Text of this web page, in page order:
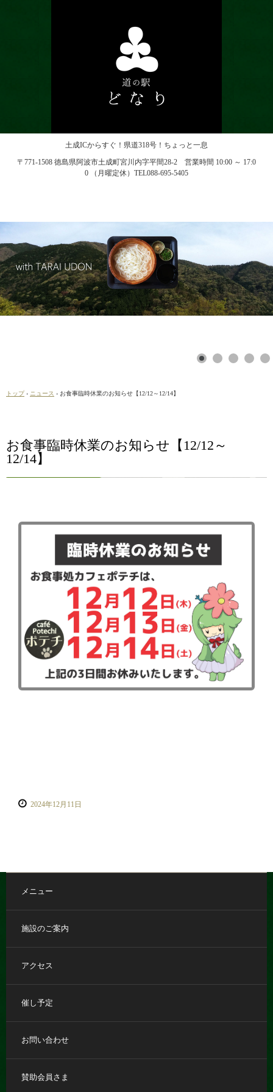
土成ICからすぐ！県道318号！ちょっと一息
〒771-1508 徳島県阿波市土成町宮川内字平間28-2 営業時間 10:00 ～ 17:0
0 （月曜定休）TEL088-695-5405
トップ › ニュース › お食事臨時休業のお知らせ【12/12～12/14】
お食事臨時休業のお知らせ【12/12～
12/14】
2024年12月11日
メニュー
施設のご案内
アクセス
催し予定
お問い合わせ
賛助会員さま